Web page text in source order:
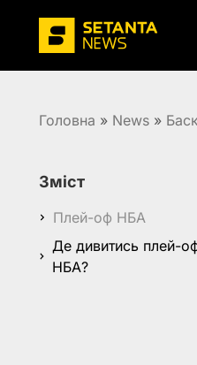
Головна » News »
Зміст
Плей-оф НБА
Де дивитись плей-
НБА?